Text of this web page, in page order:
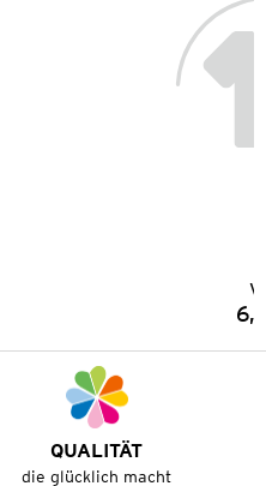
QUALITÄT
die glücklich macht